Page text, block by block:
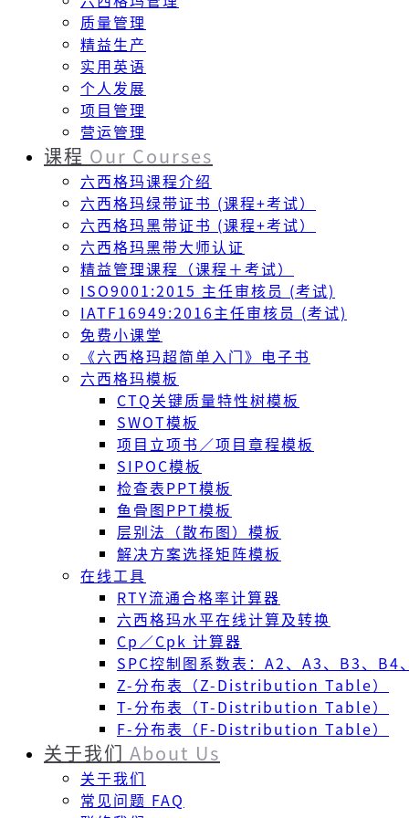
质量管理
精益生产
实用英语
个人发展
项目管理
营运管理
课程 Our Courses
六西格玛课程介绍
六西格玛绿带证书 (课程+考试）
六西格玛黑带证书 (课程+考试）
六西格玛黑带大师认证
精益管理课程（课程＋考试）
ISO9001:2015 主任审核员 (考试)
IATF16949:2016主任审核员 (考试)
免费小课堂
《六西格玛超简单入门》电子书
六西格玛模板
CTQ关键质量特性树模板
SWOT模板
项目立项书／项目章程模板
SIPOC模板
检查表PPT模板
鱼骨图PPT模板
层别法（散布图）模板
解决方案选择矩阵模板
在线工具
RTY流通合格率计算器
六西格玛水平在线计算及转换
Cp／Cpk 计算器
SPC控制图系数表：A2、A3、B3、
Z-分布表（Z-Distribution Table）
T-分布表（T-Distribution Table）
F-分布表（F-Distribution Table）
关于我们 About Us
关于我们
常见问题 FAQ